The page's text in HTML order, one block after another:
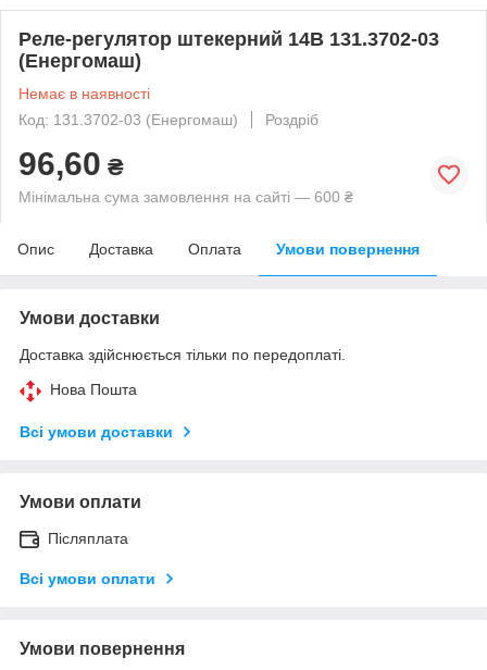
Реле-регулятор штекерний 14В 131.3702-03
(Енергомаш)
Немає в наявності
Код: 131.3702-03 (Енергомаш)
Роздріб
96,60 ₴
Мінімальна сума замовлення на сайті — 600 ₴
Опис Доставка Оплата Умови повернення
Умови доставки
Доставка здійснюється тільки по передоплаті.
Нова Пошта
Всі умови доставки
Умови оплати
Післяплата
Всі умови оплати
Умови повернення